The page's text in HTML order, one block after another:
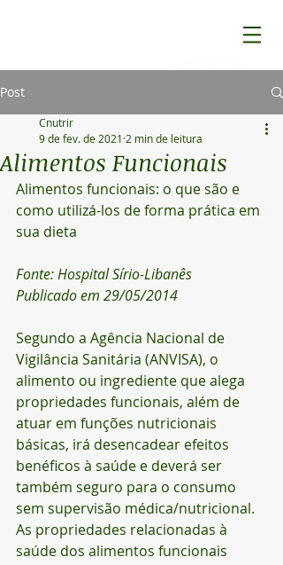
Post
Alimentos Funcionais
Cnutrir
9 de fev. de 2021 2 min de leitura
Alimentos funcionais: o que são e
como utilizá-los de forma prática em
sua dieta
Fonte: Hospital Sírio-Libanês
Publicado em 29/05/2014
​​​Segundo a Agência Nacional de
Vigilância Sanitária (ANVISA), o
alimento ou ingrediente que alega
propriedades funcionais, além de
atuar em funções nutricionais
básicas, irá desencadear efeitos
benéficos à saúde e deverá ser
também seguro para o consumo
sem supervisão médica/nutricional.
As propriedades relacionadas à
saúde dos alimentos funcionais